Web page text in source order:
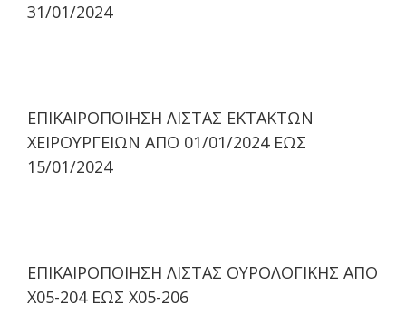
31/01/2024
ΕΠΙΚΑΙΡΟΠΟΙΗΣΗ ΛΙΣΤΑΣ ΕΚΤΑΚΤΩΝ
ΧΕΙΡΟΥΡΓΕΙΩΝ ΑΠΟ 01/01/2024 ΕΩΣ
15/01/2024
ΕΠΙΚΑΙΡΟΠΟΙΗΣΗ ΛΙΣΤΑΣ ΟΥΡΟΛΟΓΙΚΗΣ ΑΠΟ
Χ05-204 ΕΩΣ Χ05-206